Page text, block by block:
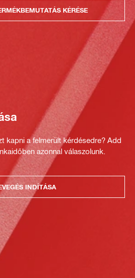
KÉRÉSE
kapni a felmerült kérdésedre? Add
azonnal válaszolunk.
INDÍTÁSA